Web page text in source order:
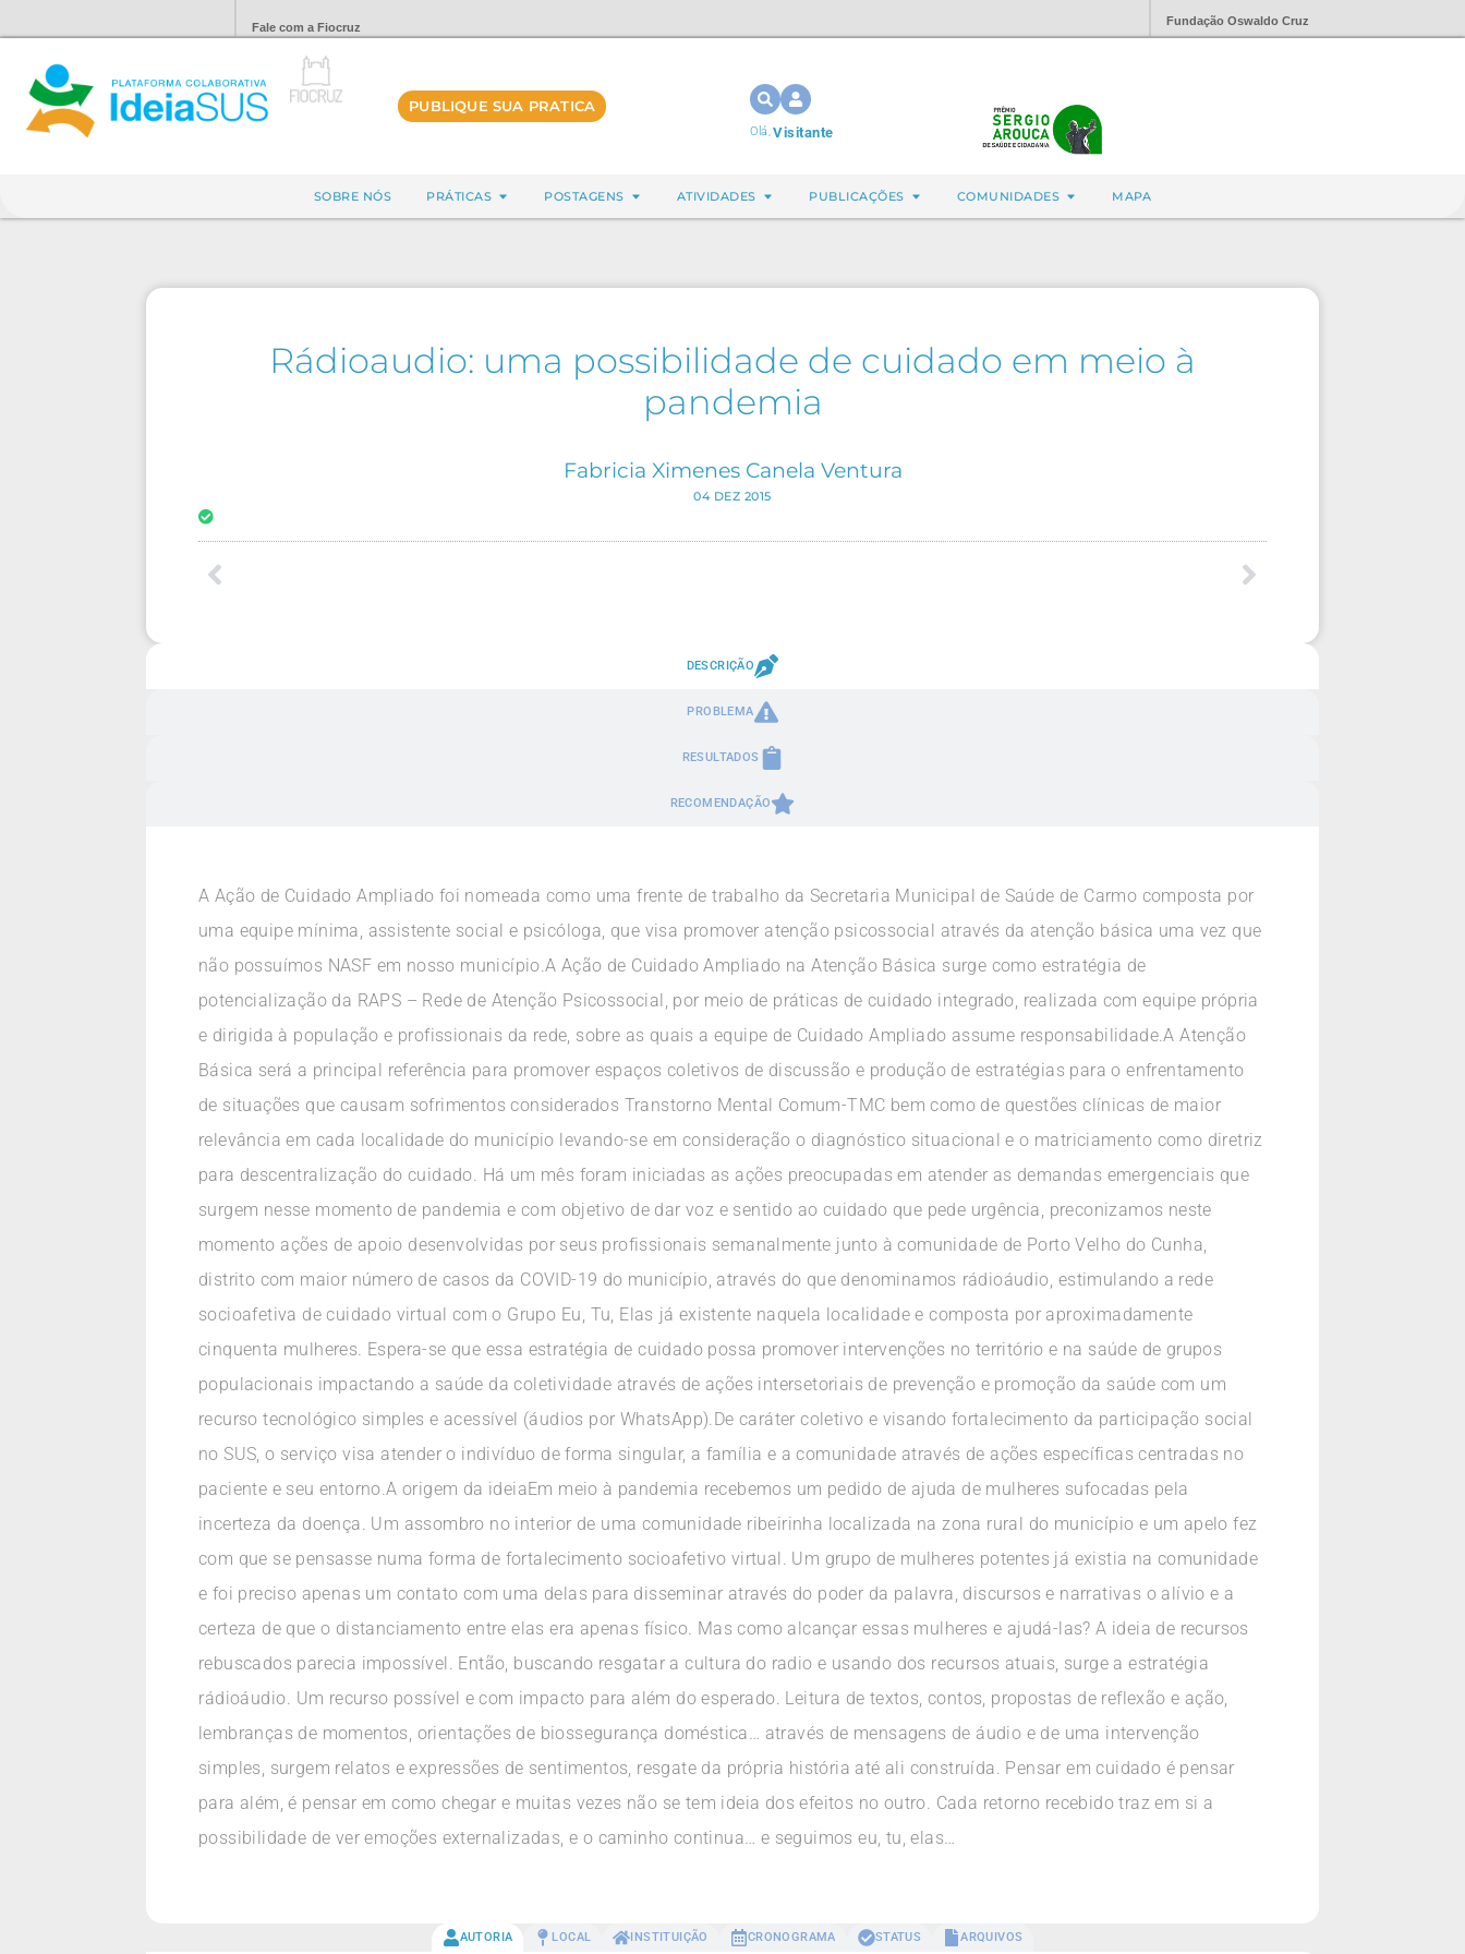
Fale com a Fiocruz Fundação Oswaldo Cruz
PUBLIQUE SUA PRATICA
Olá,Visitante
SOBRE NÓS PRÁTICAS POSTAGENS ATIVIDADES PUBLICAÇÕES COMUNIDADES MAPA
Rádioaudio: uma possibilidade de cuidado em meio à
pandemia
Fabricia Ximenes Canela Ventura
04 DEZ 2015
DESCRIÇÃO
PROBLEMA
RESULTADOS
RECOMENDAÇÃO
A Ação de Cuidado Ampliado foi nomeada como uma frente de trabalho da Secretaria Municipal de Saúde de Carmo composta por
uma equipe mínima, assistente social e psicóloga, que visa promover atenção psicossocial através da atenção básica uma vez que
não possuímos NASF em nosso município.A Ação de Cuidado Ampliado na Atenção Básica surge como estratégia de
potencialização da RAPS – Rede de Atenção Psicossocial, por meio de práticas de cuidado integrado, realizada com equipe própria
e dirigida à população e profissionais da rede, sobre as quais a equipe de Cuidado Ampliado assume responsabilidade.A Atenção
Básica será a principal referência para promover espaços coletivos de discussão e produção de estratégias para o enfrentamento
de situações que causam sofrimentos considerados Transtorno Mental Comum-TMC bem como de questões clínicas de maior
relevância em cada localidade do município levando-se em consideração o diagnóstico situacional e o matriciamento como diretriz
para descentralização do cuidado. Há um mês foram iniciadas as ações preocupadas em atender as demandas emergenciais que
surgem nesse momento de pandemia e com objetivo de dar voz e sentido ao cuidado que pede urgência, preconizamos neste
momento ações de apoio desenvolvidas por seus profissionais semanalmente junto à comunidade de Porto Velho do Cunha,
distrito com maior número de casos da COVID-19 do município, através do que denominamos rádioáudio, estimulando a rede
socioafetiva de cuidado virtual com o Grupo Eu, Tu, Elas já existente naquela localidade e composta por aproximadamente
cinquenta mulheres. Espera-se que essa estratégia de cuidado possa promover intervenções no território e na saúde de grupos
populacionais impactando a saúde da coletividade através de ações intersetoriais de prevenção e promoção da saúde com um
recurso tecnológico simples e acessível (áudios por WhatsApp).De caráter coletivo e visando fortalecimento da participação social
no SUS, o serviço visa atender o indivíduo de forma singular, a família e a comunidade através de ações específicas centradas no
paciente e seu entorno.A origem da ideiaEm meio à pandemia recebemos um pedido de ajuda de mulheres sufocadas pela
incerteza da doença. Um assombro no interior de uma comunidade ribeirinha localizada na zona rural do município e um apelo fez
com que se pensasse numa forma de fortalecimento socioafetivo virtual. Um grupo de mulheres potentes já existia na comunidade
e foi preciso apenas um contato com uma delas para disseminar através do poder da palavra, discursos e narrativas o alívio e a
certeza de que o distanciamento entre elas era apenas físico. Mas como alcançar essas mulheres e ajudá-las? A ideia de recursos
rebuscados parecia impossível. Então, buscando resgatar a cultura do radio e usando dos recursos atuais, surge a estratégia
rádioáudio. Um recurso possível e com impacto para além do esperado. Leitura de textos, contos, propostas de reflexão e ação,
lembranças de momentos, orientações de biossegurança doméstica… através de mensagens de áudio e de uma intervenção
simples, surgem relatos e expressões de sentimentos, resgate da própria história até ali construída. Pensar em cuidado é pensar
para além, é pensar em como chegar e muitas vezes não se tem ideia dos efeitos no outro. Cada retorno recebido traz em si a
possibilidade de ver emoções externalizadas, e o caminho continua… e seguimos eu, tu, elas…
AUTORIA LOCAL INSTITUIÇÃO CRONOGRAMA STATUS ARQUIVOS